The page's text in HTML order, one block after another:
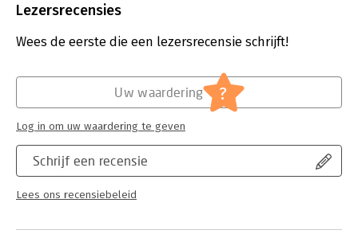
Uitgever:
Verschijningsdatum:
17-11-2025
Sport, hobby, lifestyle
Lezersrecensies
Wees de eerste die een lezersrecensie schrijft!
Schrijf een recensie
Lees ons recensiebeleid
Uw waardering ?
Log in om uw waardering te geven